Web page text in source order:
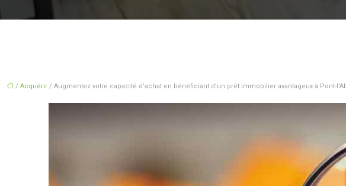
/ Acquérir / Augmentez votre capacité d’achat en bénéficiant d’un prêt immobilier avantageux à Pont-